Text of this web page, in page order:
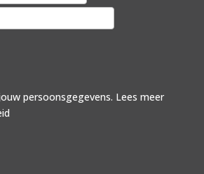
persoonsgegevens. Lees meer